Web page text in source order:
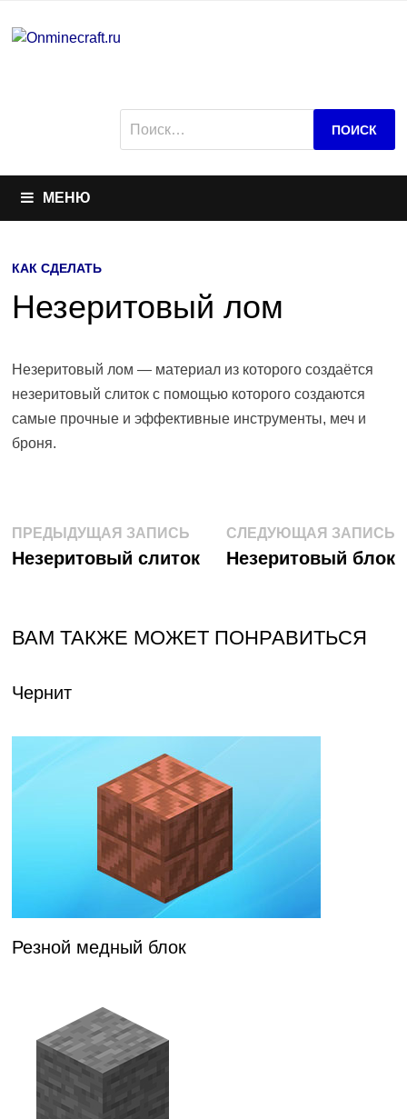
МЕНЮ
КАК СДЕЛАТЬ
Незеритовый лом
Незеритовый лом — материал из которого создаётся
незеритовый слиток с помощью которого создаются
самые прочные и эффективные инструменты, меч и
броня.
Навигация
по
ПРЕДЫДУЩАЯ ЗАПИСЬ Предыдущая
запись:
Незеритовый слиток
СЛЕДУЮЩАЯ ЗАПИСЬ
Незеритовый блок
ВАМ ТАКЖЕ МОЖЕТ ПОНРАВИТЬСЯ
Чернит
Резной медный блок